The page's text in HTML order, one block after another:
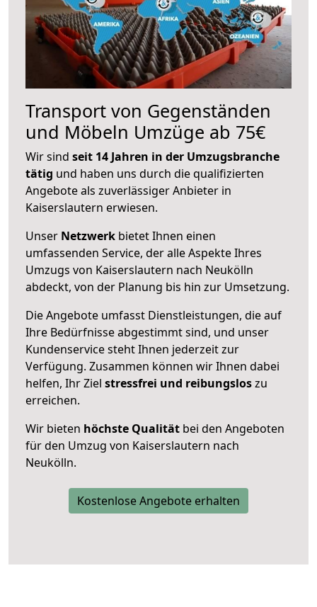
Transport von Gegenständen
und Möbeln Umzüge ab 75€
Wir sind seit 14 Jahren in der Umzugsbranche
tätig und haben uns durch die qualifizierten
Angebote als zuverlässiger Anbieter in
Kaiserslautern erwiesen.
Unser Netzwerk bietet Ihnen einen
umfassenden Service, der alle Aspekte Ihres
Umzugs von Kaiserslautern nach Neukölln
abdeckt, von der Planung bis hin zur Umsetzung.
Die Angebote umfasst Dienstleistungen, die auf
Ihre Bedürfnisse abgestimmt sind, und unser
Kundenservice steht Ihnen jederzeit zur
Verfügung. Zusammen können wir Ihnen dabei
helfen, Ihr Ziel stressfrei und reibungsloszu
erreichen.
Wir bieten höchste Qualität bei den Angeboten
für den Umzug von Kaiserslautern nach
Neukölln.
Kostenlose Angebote erhalten